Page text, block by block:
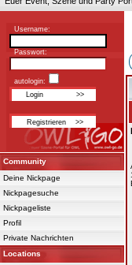
Username:
Passwort:
autologin:
Community
Deine Nickpage
Nickpagesuche
Nickpageliste
Profil
Private Nachrichten
Locations